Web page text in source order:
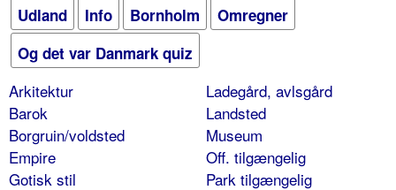
Udland
Info Bornholm
Omregner
Og det var Danmark quiz
Arkitektur
Barok
Borgruin/voldsted
Empire
Gotisk stil
Ladegård, avlsgård
Landsted
Museum
Off. tilgængelig
Park tilgængelig